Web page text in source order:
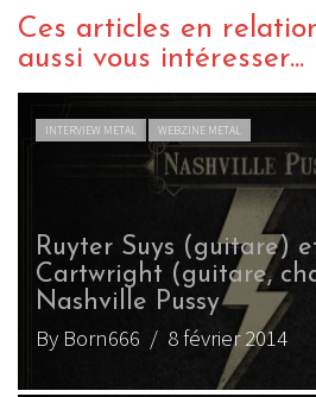
Ces articles en
aussi vous intéresser...
INTERVIEW METAL WEBZINE METAL
Ruyter Suys (guitare)
Cartwright (guitare,
Nashville Pussy
By Born666 / 8 février 2014